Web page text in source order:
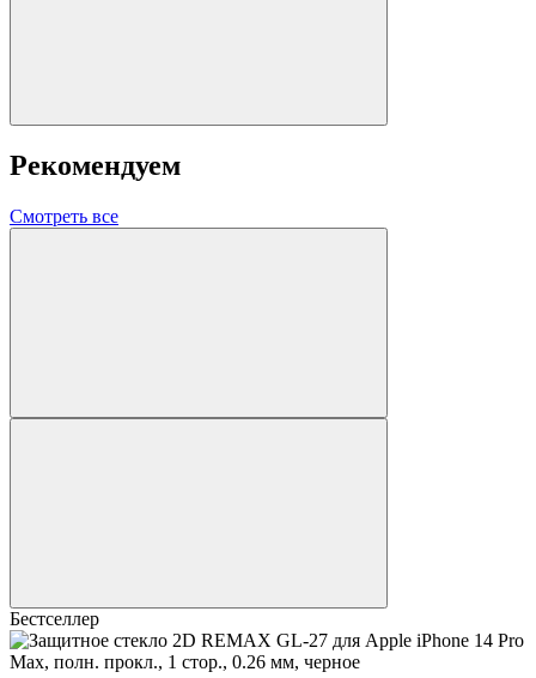
Рекомендуем
Смотреть все
Бестселлер